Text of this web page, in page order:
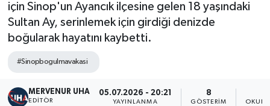
için Sinop'un Ayancık ilçesine gelen 18 yaşındaki
Sultan Ay, serinlemek için girdiği denizde
boğularak hayatını kaybetti.
#Sinopbogulmavakasi
MERVENUR UHA
EDITÖR
05.07.2026 - 20:21
YAYINLANMA
8
GÖSTERIM
Spor
Tüm Manşetler
Son Dakika Haberleri